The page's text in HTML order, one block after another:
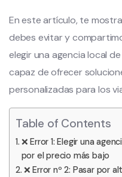
En este artículo, te
debes evitar y
elegir una agencia local
capaz de ofrecer
personalizadas para los
Table of Contents
❌ Error 1: Elegir una
por el precio más bajo
❌ Error nº 2: Pasar por